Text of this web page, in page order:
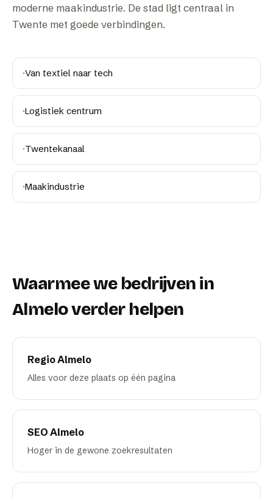
moderne maakindustrie. De stad ligt centraal in
Twente met goede verbindingen.
·Van textiel naar tech
·Logistiek centrum
·Twentekanaal
·Maakindustrie
Waarmee we bedrijven in
Almeloverder helpen
RegioAlmelo
Alles voor deze plaats op één pagina
SEO Almelo
Hoger in de gewone zoekresultaten